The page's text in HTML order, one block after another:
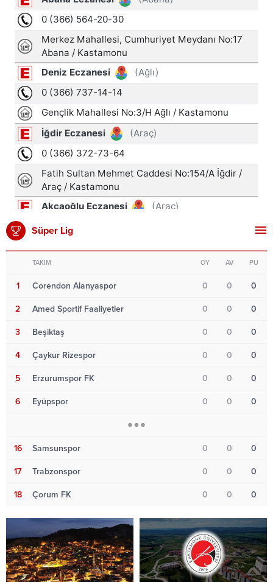
Süper Lig
TAKIM OY AV PU
1 Corendon Alanyaspor 0 0 0
2 Amed Sportif Faaliyetler 0 0 0
3 Beşiktaş 0 0 0
4 Çaykur Rizespor 0 0 0
5 Erzurumspor FK 0 0 0
6 Eyüpspor 0 0 0
16 Samsunspor 0 0 0
17 Trabzonspor 0 0 0
18 Çorum FK 0 0 0